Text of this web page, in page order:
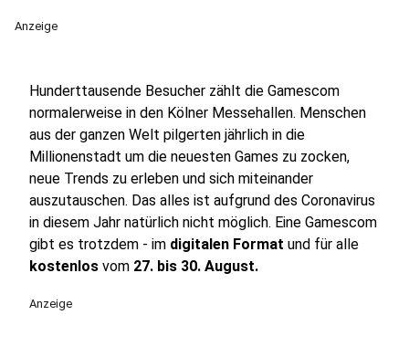
Anzeige
Hunderttausende Besucher zählt die Gamescom
normalerweise in den Kölner Messehallen. Menschen
aus der ganzen Welt pilgerten jährlich in die
Millionenstadt um die neuesten Games zu zocken,
neue Trends zu erleben und sich miteinander
auszutauschen. Das alles ist aufgrund des Coronavirus
in diesem Jahr natürlich nicht möglich. Eine Gamescom
gibt es trotzdem - im digitalen Format und für alle
kostenlos vom 27. bis 30. August.
Anzeige